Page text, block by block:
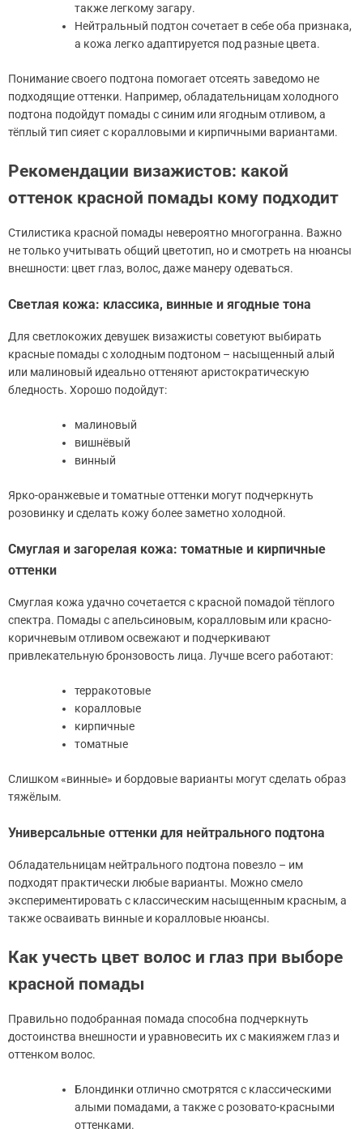
также легкому загару.
Нейтральный подтон сочетает в себе оба признака,
а кожа легко адаптируется под разные цвета.
Понимание своего подтона помогает отсеять заведомо не
подходящие оттенки. Например, обладательницам холодного
подтона подойдут помады с синим или ягодным отливом, а
тёплый тип сияет с коралловыми и кирпичными вариантами.
Рекомендации визажистов: какой
оттенок красной помады кому подходит
Стилистика красной помады невероятно многогранна. Важно
не только учитывать общий цветотип, но и смотреть на нюансы
внешности: цвет глаз, волос, даже манеру одеваться.
Светлая кожа: классика, винные и ягодные тона
Для светлокожих девушек визажисты советуют выбирать
красные помады с холодным подтоном – насыщенный алый
или малиновый идеально оттеняют аристократическую
бледность. Хорошо подойдут:
малиновый
вишнёвый
винный
Ярко-оранжевые и томатные оттенки могут подчеркнуть
розовинку и сделать кожу более заметно холодной.
Смуглая и загорелая кожа: томатные и кирпичные
оттенки
Смуглая кожа удачно сочетается с красной помадой тёплого
спектра. Помады с апельсиновым, коралловым или красно-
коричневым отливом освежают и подчеркивают
привлекательную бронзовость лица. Лучше всего работают:
терракотовые
коралловые
кирпичные
томатные
Слишком «винные» и бордовые варианты могут сделать образ
тяжёлым.
Универсальные оттенки для нейтрального подтона
Обладательницам нейтрального подтона повезло – им
подходят практически любые варианты. Можно смело
экспериментировать с классическим насыщенным красным, а
также осваивать винные и коралловые нюансы.
Как учесть цвет волос и глаз при выборе
красной помады
Правильно подобранная помада способна подчеркнуть
достоинства внешности и уравновесить их с макияжем глаз и
оттенком волос.
Блондинки отлично смотрятся с классическими
алыми помадами, а также с розовато-красными
оттенками.